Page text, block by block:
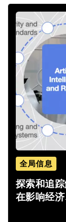
全局信息
探索和追
在影响经